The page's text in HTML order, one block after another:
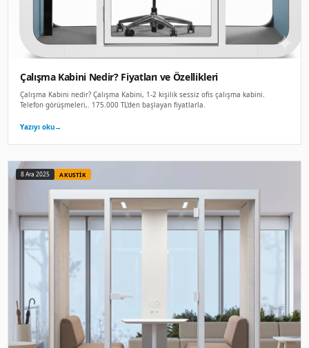
Toplantı kabini Nedir? Fiyatları ve
Toplantı kabini nedir? Toplantı kabini, Dört kişilik akustik
Pods). Küçük grup . 215.000 TL'den başlayan fiyatlarla.
Yazıyı oku→
8 Ara 2025 KABIN